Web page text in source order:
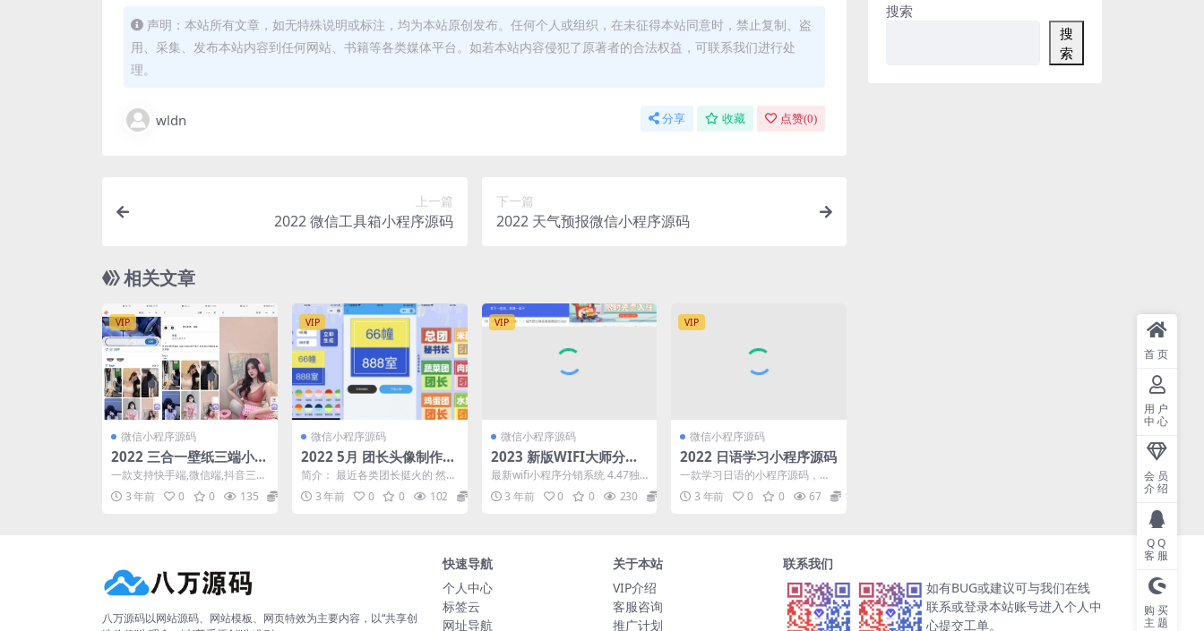
声明：本站所有文章，如无特殊说明或标注，均为本站原创发布。任何个人或组织，在未征得本站同意时，禁止复制、盗
用、采集、发布本站内容到任何网站、书籍等各类媒体平台。如若本站内容侵犯了原著者的合法权益，可联系我们进行处
理。
wldn 分享 收藏 点赞(0)
上一篇
2022 微信工具箱小程序源码
下一篇
2022 天气预报微信小程序源码
相关文章
VIP
微信小程序源码
2022 三合一壁纸三端小程
序源码 抖音快手微信
一款支持快手端,微信端,抖音三端
的一个壁纸类型的小程序 一个后
台同时管理三端,内...
3 年前 0 0 135
VIP
微信小程序源码
2022 5月 团长头像制作小
程序源码 支持流量主
简介： 最近各类团长挺火的 然后
就诞生了这款团长头像制作器 支
持流量主模式 支持...
3 年前 0 0 102
VIP
微信小程序源码
2023 新版WIFI大师分销
微信源码小程序分销系统
独立源码v4.47 带流量主
最新wifi小程序分销系统 4.47独
立可学习版，花大价钱买来的分
享给会员，目前...
3 年前 0 0 230
VIP
微信小程序源码
2022 日语学习小程序源码
一款学习日语的小程序源码，首
页包含了日语中的50音图，让用
户可以在小程序中看到日...
3 年前 0 0 67 10
搜索
搜
索
八万源码以网站源码、网站模板、网页特效为主要内容，以“共享创
快速导航
个人中心
标签云
网址导航
关于本站
VIP介绍
客服咨询
推广计划
联系我们
如有BUG或建议可与我们在线
联系或登录本站账号进入个人中
心提交工单。
首页
用户
中心
会员
介绍
QQ
客服
购买
主题